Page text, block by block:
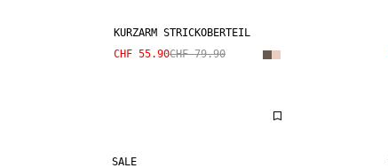
KURZARM STRICKOBERTEIL
CHF 55.90CHF 79.90
SALE